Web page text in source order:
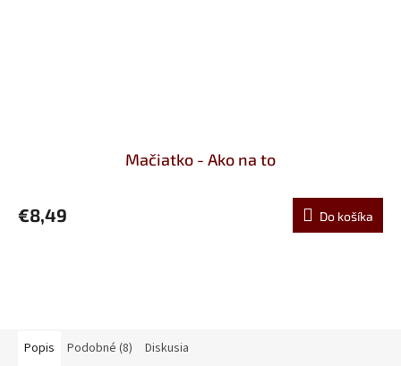
Mačiatko - Ako na to
€8,49 Do košíka
Popis Podobné (8) Diskusia